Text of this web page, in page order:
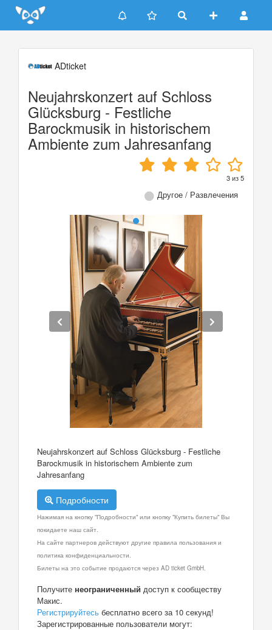
Update cookies preferences
ADticket
Neujahrskonzert auf Schloss
Glücksburg - Festliche
Barockmusik in historischem
Ambiente zum Jahresanfang
3из5
Другое / Развлечения
Neujahrskonzert auf Schloss Glücksburg - Festliche
Barockmusik in historischem Ambiente zum
Jahresanfang
Подробности
Нажимая на кнопку "Подробности" или кнопку "Купить билеты" Вы
покидаете наш сайт.
На сайте партнеров действуют другие правила пользования и
политика конфиденциальности.
Билеты на это событие продаются через AD ticket GmbH.
Получите неограниченный доступ к сообществу
Макис.
Регистрируйтесь бесплатно всего за 10 секунд!
Зарегистрированные пользователи могут: